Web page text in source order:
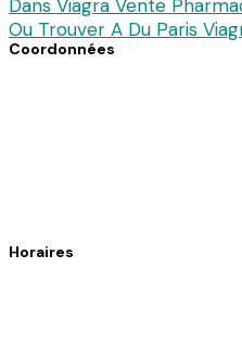
Dans Viagra Vente
Ou Trouver A Du Paris
Coordonnées
Horaires